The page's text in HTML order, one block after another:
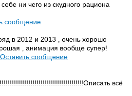
ни чего из скудного рациона
сообщение
в 2012 и 2013 , очень хорошо
, анимация вообще супер!
Оставить сообщение
всё